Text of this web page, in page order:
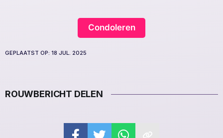
Condoleren
GEPLAATST OP: 18 JUL. 2025
ROUWBERICHT DELEN